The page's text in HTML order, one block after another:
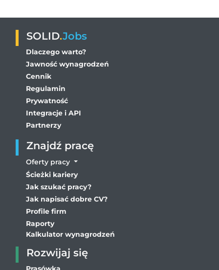
SOLID.Jobs
Dlaczego warto?
Jawność wynagrodzeń
Cennik
Regulamin
Prywatność
Integracje i API
Partnerzy
Znajdź pracę
Oferty pracy
Ścieżki kariery
Jak szukać pracy?
Jak napisać dobre CV?
Profile firm
Raporty
Kalkulator wynagrodzeń
Rozwijaj się